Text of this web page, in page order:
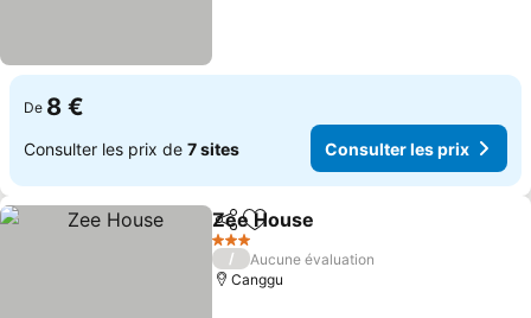
De 8 €
Consulter les prix de 7 sites Consulter les prix
PartagerAjouter à mes favoris
Zee House
3 Étoiles
/
Aucune évaluation
Canggu